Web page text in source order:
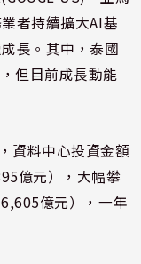
者持續擴大AI基
長。其中，泰國
但目前成長動能
資料中心投資金額
億元），大幅攀
億元），一年